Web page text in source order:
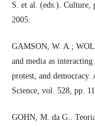
S. et al. (eds.). Culture,
2005.
GAMSON, W. A.;
and media as
protest, and
Science, vol. 528, pp.
GOHN, M. da G..